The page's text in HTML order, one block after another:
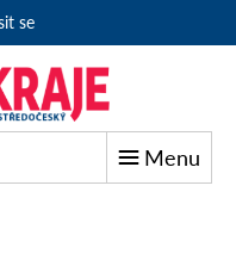
se
Menu